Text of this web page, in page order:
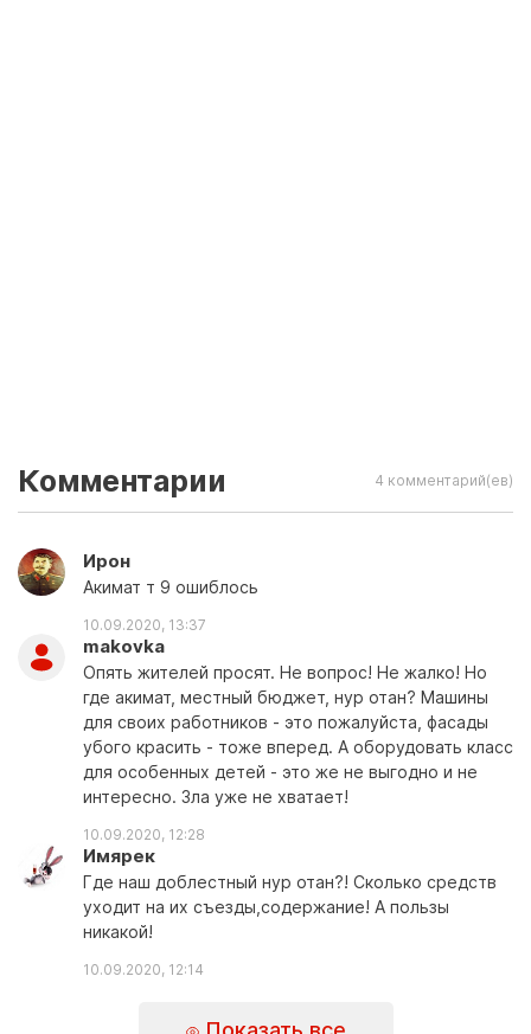
Комментарии 4 комментарий(ев)
Ирон
Акимат т 9 ошиблось
10.09.2020, 13:37
makovka
Опять жителей просят. Не вопрос! Не жалко! Но
где акимат, местный бюджет, нур отан? Машины
для своих работников - это пожалуйста, фасады
убого красить - тоже вперед. А оборудовать класс
для особенных детей - это же не выгодно и не
интересно. Зла уже не хватает!
10.09.2020, 12:28
Имярек
Где наш доблестный нур отан?! Сколько средств
уходит на их съезды,содержание! А пользы
никакой!
10.09.2020, 12:14